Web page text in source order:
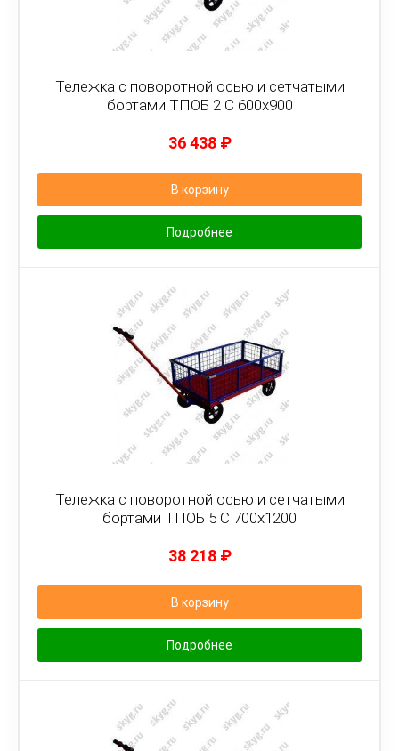
Тележка с поворотной осью и сетчатыми
бортами ТПОБ 2 С 600х900
36 438 ₽
В корзину
Подробнее
Тележка с поворотной осью и сетчатыми
бортами ТПОБ 5 С 700х1200
38 218 ₽
В корзину
Подробнее